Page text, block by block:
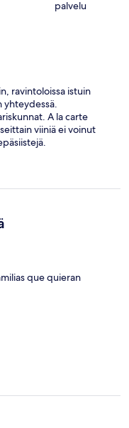
palvelu
ravintoloissa istuin
yhteydessä.
A la carte
viiniä ei voinut
que quieran